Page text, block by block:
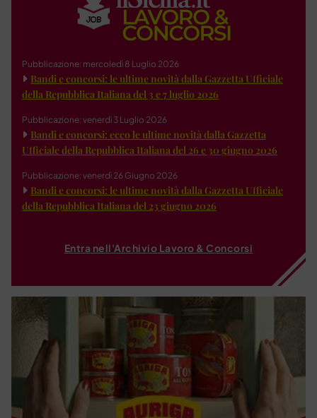
Pubblicazione: mercoledì 8 Luglio 2026
Bandi e concorsi: le ultime novità dalla Gazzetta Ufficiale
della Repubblica Italiana del 3 e 7 luglio 2026
Pubblicazione: venerdì 3 Luglio 2026
Bandi e concorsi: ecco le ultime novità dalla Gazzetta
Ufficiale della Repubblica Italiana del 26 e 30 giugno 2026
Pubblicazione: venerdì 26 Giugno 2026
Bandi e concorsi: le ultime novità dalla Gazzetta Ufficiale
della Repubblica Italiana del 23 giugno 2026
Entra nell'Archivio Lavoro & Concorsi